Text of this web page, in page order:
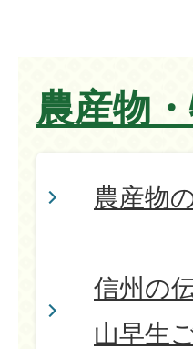
農産物
農産物
信州の
山早生